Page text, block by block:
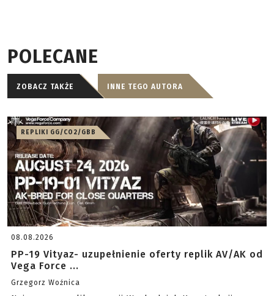
POLECANE
ZOBACZ TAKŻE INNE TEGO AUTORA
REPLIKI GG/CO2/GBB
08.08.2026
PP-19 Vityaz- uzupełnienie oferty replik AV/AK od
Vega Force ...
Grzegorz Woźnica